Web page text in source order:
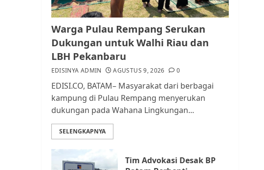
2
Pemko Batam Tegaskan
RT dan RW bukan Petugas
Pendataan dan
Pemungutan Pajak
3
Kader Pajak jadi
Penghubung Pemerintah
dan Masyarakat di
Warga Pulau Rempang Serukan
Dukungan untuk Walhi Riau dan
LBH Pekanbaru
EDISINYA ADMIN AGUSTUS 9, 2026 0
EDISI.CO, BATAM– Masyarakat dari berbagai
kampung di Pulau Rempang menyerukan
dukungan pada Wahana Lingkungan...
SELENGKAPNYA
Tim Advokasi Desak BP